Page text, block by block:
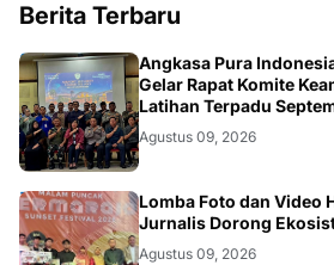
Berita Terbaru
KALBAR
Angkasa Pura
Gelar Rapat Komite
Latihan Terpadu
Agustus 09, 2026
DAERAH
Lomba Foto dan Video
Jurnalis Dorong
Agustus 09, 2026